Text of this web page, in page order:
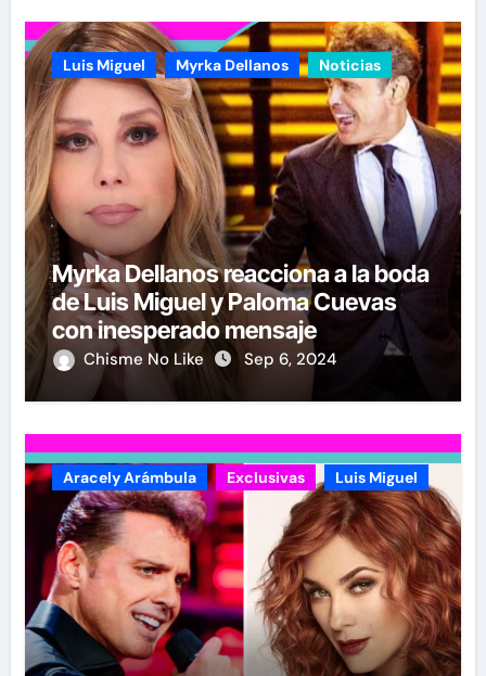
Luis Miguel Myrka Dellanos Noticias
Myrka Dellanos reacciona a la boda
de Luis Miguel y Paloma Cuevas
con inesperado mensaje
Chisme No Like Sep 6, 2024
Aracely Arámbula Exclusivas Luis Miguel